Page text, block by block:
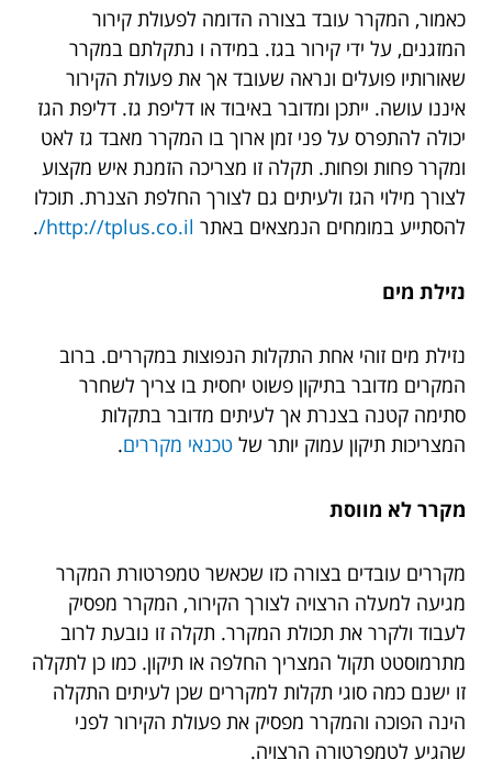
כאמור, המקרר עובד בצורה הדומה לפעולת קירור
המזגנים, על ידי קירור בגז. במידה ו נתקלתם במקרר
שאורותיו פועלים ונראה שעובד אך את פעולת הקירור
איננו עושה. ייתכן ומדובר באיבוד או דליפת גז. דליפת הגז
יכולה להתפרס על פני זמן ארוך בו המקרר מאבד גז לאט
ומקרר פחות ופחות. תקלה זו מצריכה הזמנת איש מקצוע
לצורך מילוי הגז ולעיתים גם לצורך החלפת הצנרת. תוכלו
להסתייע במומחים הנמצאים באתר http://tplus.co.il/
.
נזילת מים
נזילת מים זוהי אחת התקלות הנפוצות במקררים. ברוב
המקרים מדובר בתיקון פשוט יחסית בו צריך לשחרר
סתימה קטנה בצנרת אך לעיתים מדובר בתקלות
המצריכות תיקון עמוק יותר של טכנאי מקררים.
מקרר לא מווסת
מקררים עובדים בצורה כזו שכאשר טמפרטורת המקרר
מגיעה למעלה הרצויה לצורך הקירור, המקרר מפסיק
לעבוד ולקרר את תכולת המקרר. תקלה זו נובעת לרוב
מתרמוסטט תקול המצריך החלפה או תיקון. כמו כן לתקלה
זו ישנם כמה סוגי תקלות למקררים שכן לעיתים התקלה
הינה הפוכה והמקרר מפסיק את פעולת הקירור לפני
שהגיע לטמפרטורה הרצויה.